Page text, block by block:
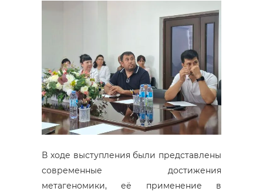
В ходе выступления были представлены
современные достижения
метагеномики, её применение в